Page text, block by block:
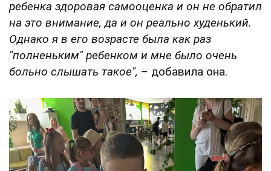
ребенка здоровая самооценка и он не обратил
на это внимание, да и он реально худенький.
Однако я в его возрасте была как раз
"полненьким" ребенком и мне было очень
больно слышать такое", – добавила она.